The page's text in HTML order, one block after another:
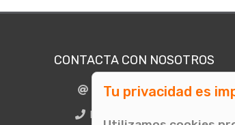
CONTACTA CON NOSOTROS
info@comunicae.com
BCN + 34 931 702 774
Tu privacidad es